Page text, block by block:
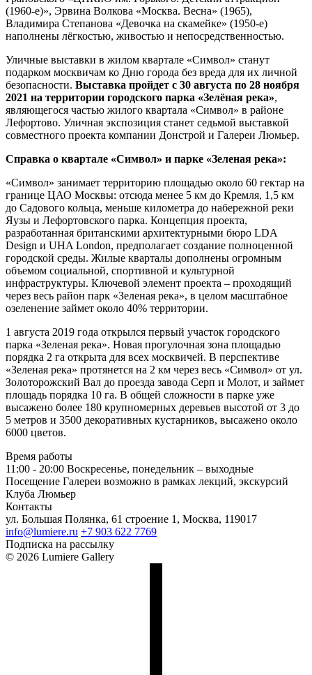
(1960-е)», Эрвина Волкова «Москва. Весна» (1965),
Владимира Степанова «Девочка на скамейке» (1950-е)
наполнены лёгкостью, живостью и непосредственностью.
Уличные выставки в жилом квартале «Символ» станут
подарком москвичам ко Дню города без вреда для их личной
безопасности. Выставка пройдет с 30 августа по 28 ноября
2021 на территории городского парка «Зелёная река»,
являющегося частью жилого квартала «Символ» в районе
Лефортово. Уличная экспозиция станет седьмой выставкой
совместного проекта компании Донстрой и Галереи Люмьер.
Справка о квартале «Символ» и парке «Зеленая река»:
«Символ» занимает территорию площадью около 60 гектар на
границе ЦАО Москвы: отсюда менее 5 км до Кремля, 1,5 км
до Садового кольца, меньше километра до набережной реки
Яузы и Лефортовского парка. Концепция проекта,
разработанная британскими архитектурными бюро LDA
Design и UHA London, предполагает создание полноценной
городской среды. Жилые кварталы дополнены огромным
объемом социальной, спортивной и культурной
инфраструктуры. Ключевой элемент проекта – проходящий
через весь район парк «Зеленая река», в целом масштабное
озеленение займет около 40% территории.
1 августа 2019 года открылся первый участок городского
парка «Зеленая река». Новая прогулочная зона площадью
порядка 2 га открыта для всех москвичей. В перспективе
«Зеленая река» протянется на 2 км через весь «Символ» от ул.
Золоторожский Вал до проезда завода Серп и Молот, и займет
площадь порядка 10 га. В общей сложности в парке уже
высажено более 180 крупномерных деревьев высотой от 3 до
5 метров и 3500 декоративных кустарников, высажено около
6000 цветов.
Время работы
11:00 - 20:00 Воскресенье, понедельник – выходные
Посещение Галереи возможно в рамках лекций, экскурсий
Клуба Люмьер
Контакты
ул. Большая Полянка, 61 строение 1, Москва, 119017
info@lumiere.ru +7 903 622 7769
Подписка на рассылку
© 2026 Lumiere Gallery